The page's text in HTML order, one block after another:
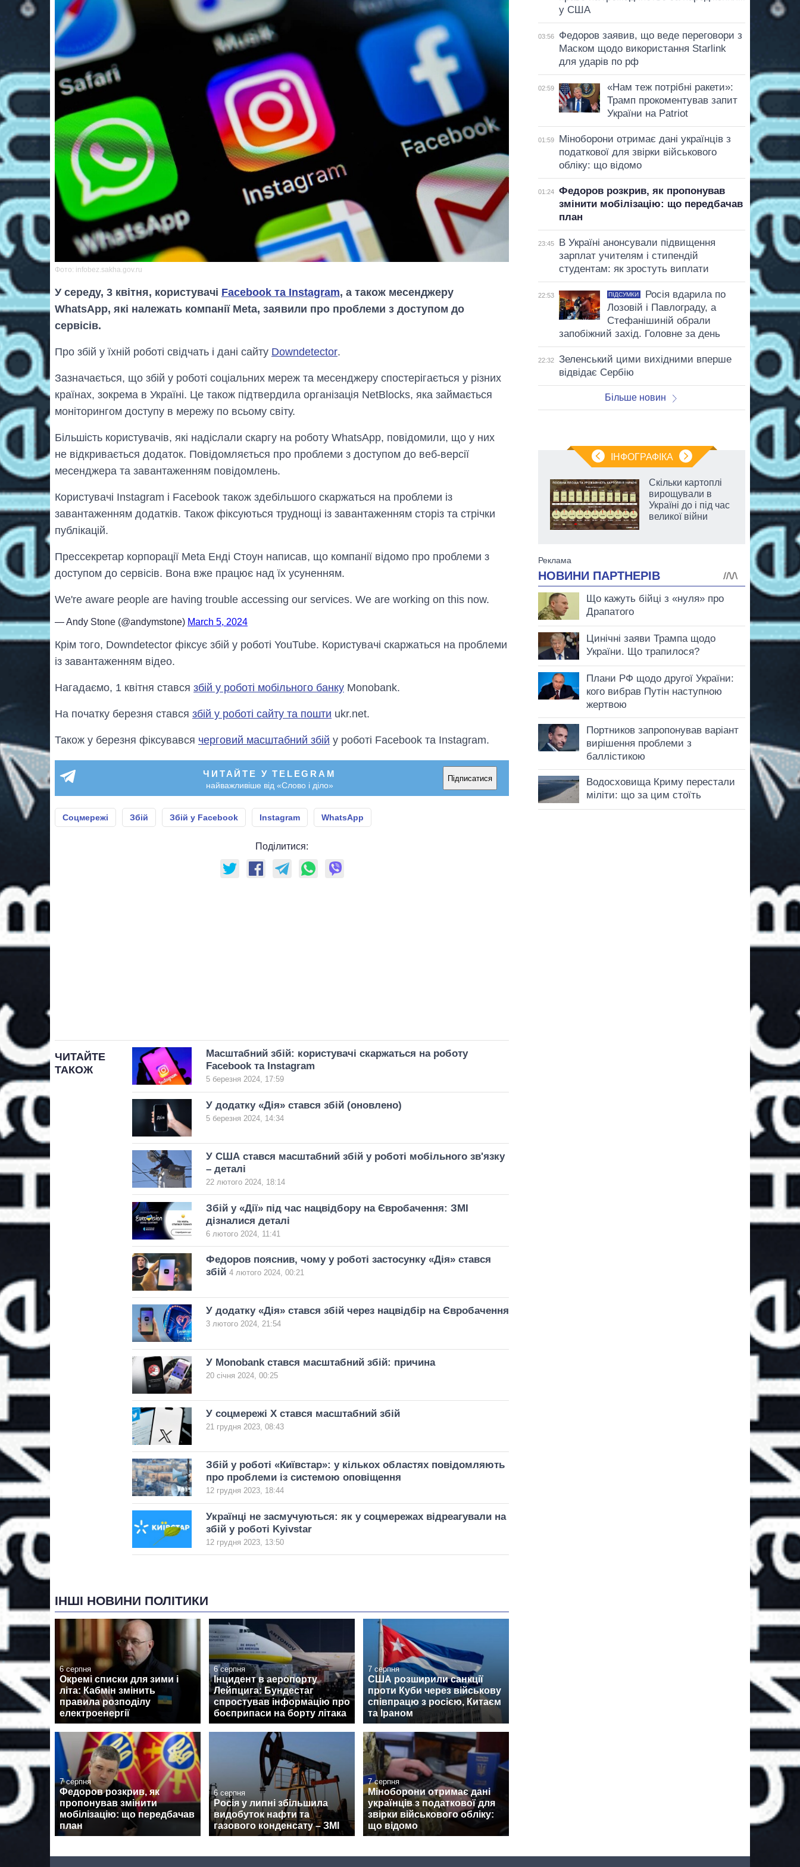
Фото: infobez.sakha.gov.ru
У середу, 3 квітня, користувачі Facebook та Instagram, а також месенджеру
WhatsApp, які належать компанії Meta, заявили про проблеми з доступом до
сервісів.
Про збій у їхній роботі свідчать і дані сайту Downdetector.
Зазначається, що збій у роботі соціальних мереж та месенджеру спостерігається у різних
країнах, зокрема в Україні. Це також підтвердила організація NetBlocks, яка займається
моніторингом доступу в мережу по всьому світу.
Більшість користувачів, які надіслали скаргу на роботу WhatsApp, повідомили, що у них
не відкривається додаток. Повідомляється про проблеми з доступом до веб-версії
месенджера та завантаженням повідомлень.
Користувачі Instagram і Facebook також здебільшого скаржаться на проблеми із
завантаженням додатків. Також фіксуються труднощі із завантаженням сторіз та стрічки
публікацій.
Прессекретар корпорації Meta Енді Стоун написав, що компанії відомо про проблеми з
доступом до сервісів. Вона вже працює над їх усуненням.
We're aware people are having trouble accessing our services. We are working on this now.
— Andy Stone (@andymstone) March 5, 2024
Крім того, Downdetector фіксує збій у роботі YouTube. Користувачі скаржаться на проблеми
із завантаженням відео.
Нагадаємо, 1 квітня стався збій у роботі мобільного банку Monobank.
На початку березня стався збій у роботі сайту та пошти ukr.net.
Також у березня фіксувався черговий масштабний збій у роботі Facebook та Instagram.
ЧИТАЙТЕ У TELEGRAM
найважливіше від «Слово і діло»
Підписатися
Соцмережі Збій Збій у Facebook Instagram WhatsApp
Поділитися:
ЧИТАЙТЕ
ТАКОЖ
Масштабний збій: користувачі скаржаться на роботу
Facebook та Instagram
5 березня 2024, 17:59
У додатку «Дія» стався збій (оновлено)
5 березня 2024, 14:34
У США стався масштабний збій у роботі мобільного зв'язку
– деталі
22 лютого 2024, 18:14
Збій у «Дії» під час нацвідбору на Євробачення: ЗМІ
дізналися деталі
6 лютого 2024, 11:41
Федоров пояснив, чому у роботі застосунку «Дія» стався
збій 4 лютого 2024, 00:21
У додатку «Дія» стався збій через нацвідбір на Євробачення
3 лютого 2024, 21:54
У Monobank стався масштабний збій: причина
20 січня 2024, 00:25
У соцмережі X стався масштабний збій
21 грудня 2023, 08:43
Збій у роботі «Київстар»: у кількох областях повідомляють
про проблеми із системою оповіщення
12 грудня 2023, 18:44
Українці не засмучуються: як у соцмережах відреагували на
збій у роботі Kyivstar
12 грудня 2023, 13:50
ІНШІ НОВИНИ ПОЛІТИКИ
6 серпня
Окремі списки для зими і
літа: Кабмін змінить
правила розподілу
електроенергії
6 серпня
Інцидент в аеропорту
Лейпцига: Бундестаг
спростував інформацію про
боєприпаси на борту літака
7 серпня
США розширили санкції
проти Куби через військову
співпрацю з росією, Китаєм
та Іраном
7 серпня
Федоров розкрив, як
пропонував змінити
мобілізацію: що передбачав
план
6 серпня
Росія у липні збільшила
видобуток нафти та
газового конденсату – ЗМІ
7 серпня
Міноборони отримає дані
українців з податкової для
звірки військового обліку:
що відомо
у США
03:56
Федоров заявив, що веде переговори з
Маском щодо використання Starlink
для ударів по рф
02:59
«Нам теж потрібні ракети»:
Трамп прокоментував запит
України на Patriot
01:59
Міноборони отримає дані українців з
податкової для звірки військового
обліку: що відомо
01:24
Федоров розкрив, як пропонував
змінити мобілізацію: що передбачав
план
23:45
В Україні анонсували підвищення
зарплат учителям і стипендій
студентам: як зростуть виплати
22:53 ПІДСУМКИ
Росія вдарила по
Лозовій і Павлограду, а
Стефанішиній обрали
запобіжний захід. Головне за день
22:32
Зеленський цими вихідними вперше
відвідає Сербію
Більше новин
ІНФОГРАФІКА
гігантів: скільки
заробляють
Скільки картоплі
вирощували в
Україні до і під час
великої війни